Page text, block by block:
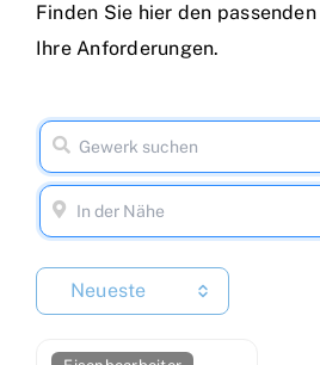
Finden Sie hier den
Ihre Anforderungen.
Neueste